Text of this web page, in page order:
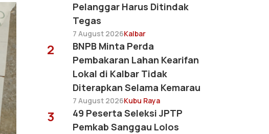
Pelanggar Harus Ditindak
Tegas
7 August 2026Kalbar
2
BNPB Minta Perda
Pembakaran Lahan Kearifan
Lokal di Kalbar Tidak
Diterapkan Selama Kemarau
7 August 2026Kubu Raya
3
49 Peserta Seleksi JPTP
Pemkab Sanggau Lolos